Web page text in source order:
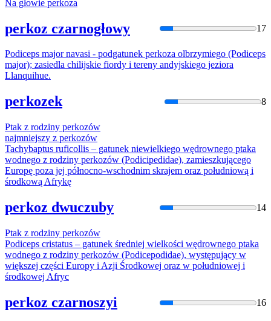
Na głowie perkoza
perkoz czarnogłowy 17
Podiceps major navasi - podgatunek perkoza olbrzymiego (Podiceps
major); zasiedla chilijskie fiordy i tereny andyjskiego jeziora
Llanquihue.
perkozek 8
Ptak z rodziny perkozów
najmniejszy z perkozów
Tachybaptus ruficollis – gatunek niewielkiego wędrownego ptaka
wodnego z rodziny perkozów (Podicipedidae), zamieszkującego
Europę poza jej północno-wschodnim skrajem oraz południową i
środkową Afrykę
perkoz dwuczuby 14
Ptak z rodziny perkozów
Podiceps cristatus – gatunek średniej wielkości wędrownego ptaka
wodnego z rodziny perkozów (Podicepodidae), występujący w
większej części Europy i Azji Środkowej oraz w południowej i
środkowej Afryc
perkoz czarnoszyi 16